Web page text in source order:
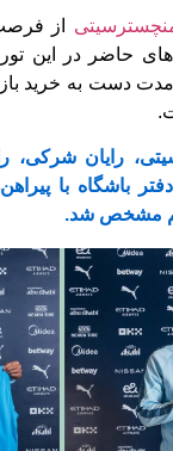
از
حاضر در این
دست ‏به خرید
رایان شرکی،
باشگاه با
هم مشخص شد.